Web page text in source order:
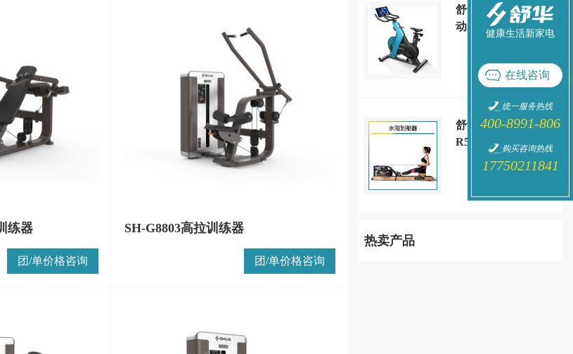
练器
团/单价格咨询
SH-G8803高拉训练器
团/单价格咨询
舒华家用A5-S智能
动感单车运动健身器
舒华水阻划船机SH-
R5100
热卖产品
健康生活新家电
在线咨询
统一服务热线
400-8991-806
购买咨询热线
17750211841